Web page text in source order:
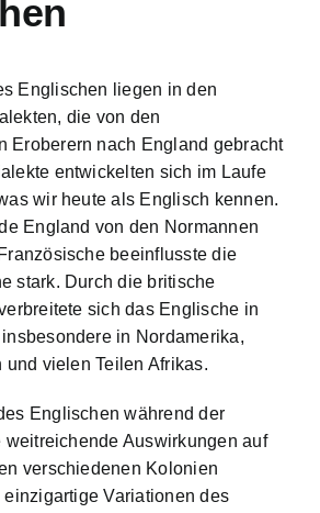
Englischen liegen in den
die von den
Eroberern nach England gebracht
entwickelten sich im Laufe
wir heute als Englisch kennen.
England von den Normannen
beeinflusste die
stark. Durch die britische
sich das Englische in
in Nordamerika,
vielen Teilen Afrikas.
Englischen während der
weitreichende Auswirkungen auf
verschiedenen Kolonien
Variationen des